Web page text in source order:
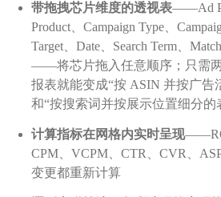
带拖拽芯片维度的透视表——Ad
Product、Campaign Type、
Target、Date、Search Term、
——将芯片拖入任意顺序；只需
报表就能变成“按 ASIN 并按广告
和“按搜索词并按展示位置细分的
计算指标在网格内实时呈现
CPM、VCPM、CTR、CVR、
变更都重新计算